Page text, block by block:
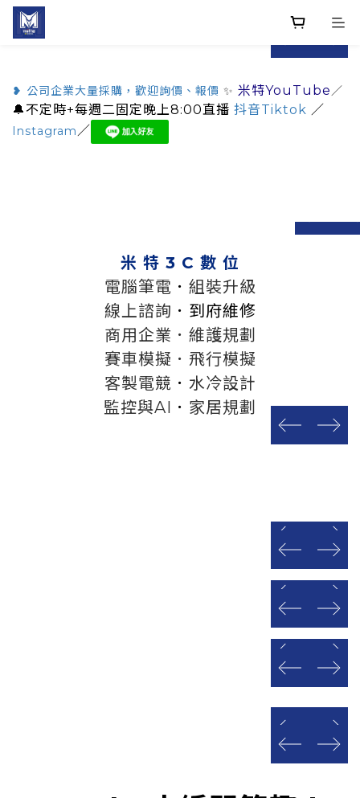
prev next
❥ 公司企業大量採購，歡迎詢價、報價 ✨ 米特YouTube／
🔔不定時+每週二固定晚上8:00直播 抖音Tiktok ／
Instagram ／
米 特 3 C 數 位
電腦筆電 ． 組裝升級
線上諮詢 ．到府維修
商用企業．維護規劃
賽車模擬．飛行模擬
客製電競 ． 水冷設計
監控與AI ． 家居規劃
prev next
prev next
prev next
prev
next
prev
next
prev next
prev
next
prev
next
prev next
prev next
prev next
prev next